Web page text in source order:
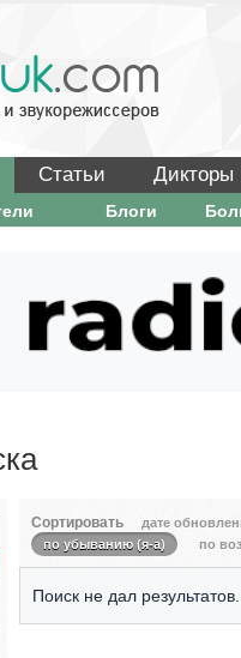
Статьи Дикторы
Блоги
Сортировать
дате
по убыванию (я-а)
по
Поиск не дал результатов.